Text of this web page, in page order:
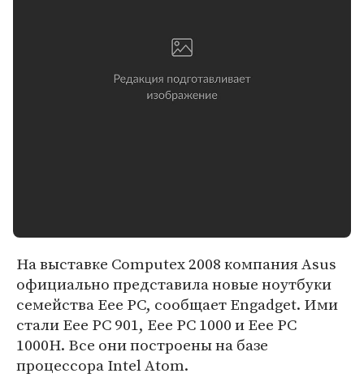
На выставке Computex 2008 компания Asus
официально представила новые ноутбуки
семейства Eee PC, сообщает Engadget. Ими
стали Eee PC 901, Eee PC 1000 и Eee PC
1000H. Все они построены на базе
процессора Intel Atom.